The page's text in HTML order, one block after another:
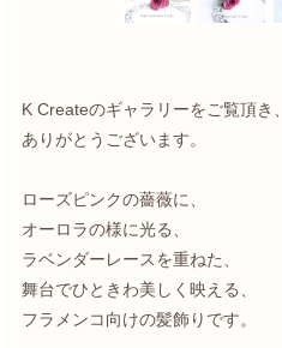
K Createのギャラリーをご覧頂き、
ありがとうございます。
ローズピンクの薔薇に、
オーロラの様に光る、
ラベンダーレースを重ねた、
舞台でひときわ美しく映える、
フラメンコ向けの髪飾りです。